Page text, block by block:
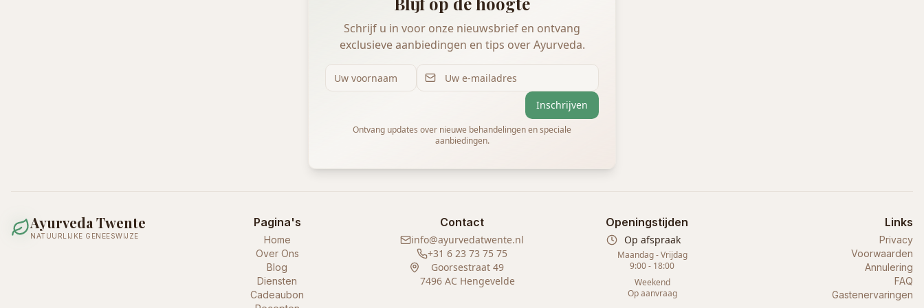
Schrijf u in voor onze nieuwsbrief en ontvang
exclusieve aanbiedingen en tips over Ayurveda.
Inschrijven
Ontvang updates over nieuwe behandelingen en speciale
aanbiedingen.
Ayurveda Twente
NATUURLIJKE GENEESWIJZE
Pagina's
Home
Over Ons
Blog
Diensten
Cadeaubon
Contact
info@ayurvedatwente.nl
+31 6 23 73 75 75
Goorsestraat 49
7496 AC Hengevelde
Openingstijden
Op afspraak
Maandag - Vrijdag
9:00 - 18:00
Weekend
Op aanvraag
Links
Privacy
Voorwaarden
Annulering
FAQ
Gastenervaringen